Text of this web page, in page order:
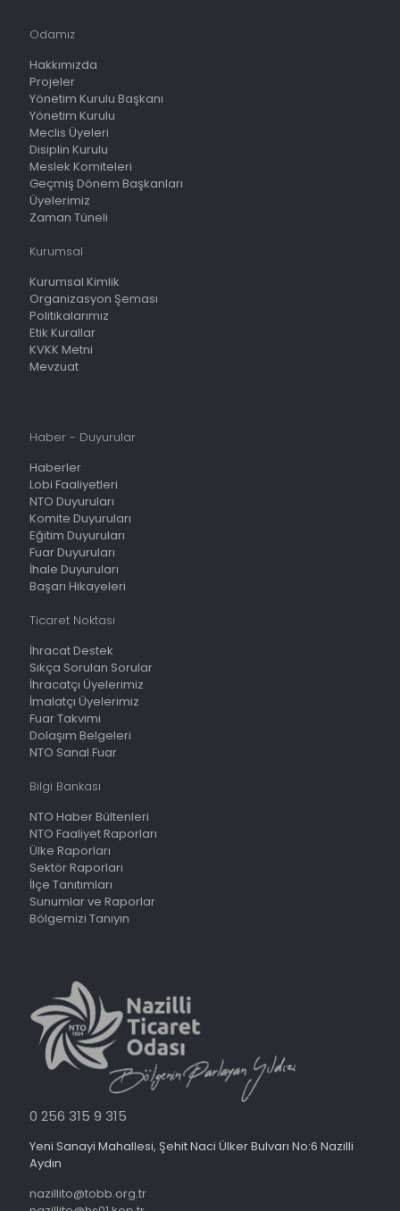
Odamız
Hakkımızda
Projeler
Yönetim Kurulu Başkanı
Yönetim Kurulu
Meclis Üyeleri
Disiplin Kurulu
Meslek Komiteleri
Geçmiş Dönem Başkanları
Üyelerimiz
Zaman Tüneli
Kurumsal
Kurumsal Kimlik
Organizasyon Şeması
Politikalarımız
Etik Kurallar
KVKK Metni
Mevzuat
Haber - Duyurular
Haberler
Lobi Faaliyetleri
NTO Duyuruları
Komite Duyuruları
Eğitim Duyuruları
Fuar Duyuruları
İhale Duyuruları
Başarı Hikayeleri
Ticaret Noktası
İhracat Destek
Sıkça Sorulan Sorular
İhracatçı Üyelerimiz
İmalatçı Üyelerimiz
Fuar Takvimi
Dolaşım Belgeleri
NTO Sanal Fuar
Bilgi Bankası
NTO Haber Bültenleri
NTO Faaliyet Raporları
Ülke Raporları
Sektör Raporları
İlçe Tanıtımları
Sunumlar ve Raporlar
Bölgemizi Tanıyın
0 256 315 9 315
Yeni Sanayi Mahallesi, Şehit Naci Ülker Bulvarı No:6 Nazilli
Aydın
nazillito@tobb.org.tr